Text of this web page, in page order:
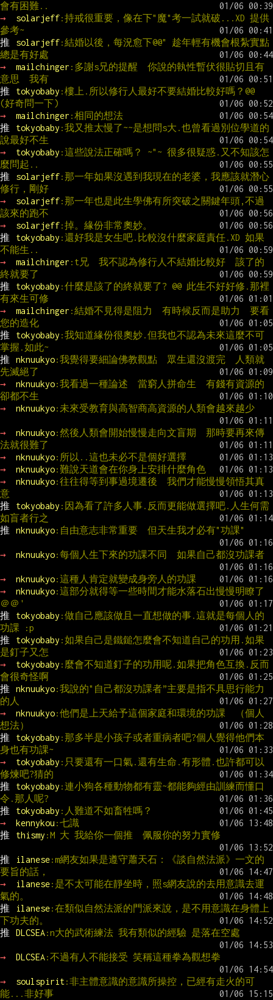
會有困難..
→
solarjeff:持戒很重要，像在下"魔"考一試就破...XD 提供
參考~
推
solarjeff:結婚以後，每況愈下@@" 趁年輕有機會根紮實點
總是有好處
→
mailchinger :多謝s兄的提醒  你說的執性暫伏很貼切且有
意思  我有
推
tokyobaby :樓上.所以修行人最好不要結婚比較好嗎？@@
(好奇問一下)
→
mailchinger :相同的想法
推
tokyobaby :我又推太慢了~~是想問s大.也曾看過別位學道的
說最好不生
→
tokyobaby :這些說法正確嗎？ ~"~ 很多很疑惑.又不知該怎
麼問起..
推
solarjeff:那一年如果沒遇到我現在的老婆，我應該就潛心
修行，剛好
→
solarjeff:那一年也是此生學佛有所突破之關鍵年頭,不過
該來的跑不
→
solarjeff:掉。緣份非常奧妙。
推
tokyobaby :還好我是女生吧.比較沒什麼家庭責任.XD 如果
不能生..
→
mailchinger :t兄  我不認為修行人不結婚比較好  該了的
終就要了
推
tokyobaby :什麼是該了的終就要了? @@ 此生不好好修.那裡
有來生可修
→
mailchinger :結婚不見得是阻力  有時候反而是助力  要看
您的造化
推
tokyobaby :我知道緣份很奧妙.但我也不認為未來這麼不可
掌握.如此~
推
nknuukyo:我覺得要細論佛教觀點　眾生還沒渡完　人類就
先滅絕了
→
nknuukyo:我看過一種論述　當窮人拼命生　有錢有資源的
卻都不生
→
nknuukyo:未來受教育與高智商高資源的人類會越來越少
→ nknuukyo:然後人類會開始慢慢走向文盲期　那時要再來傳
法就很難了
→
nknuukyo:所以..這也未必不是個好選擇
→
nknuukyo:難說天道會在你身上安排什麼角色
→
nknuukyo:往往得等到事過境遷後　我們才能慢慢領悟其真
意
推
tokyobaby :因為看了許多人事.反而更能做選擇吧.人生何需
如盲者行之
推
nknuukyo:自由意志非常重要　但天生我才必有"功課"
→ nknuukyo:每個人生下來的功課不同　如果自己都沒功課者
→ nknuukyo:這種人肯定就變成身旁人的功課
→
nknuukyo:這部分就得等一些時間才能水落石出慢慢明瞭了
＠＠'
推
tokyobaby :做自己應該做且一直想做的事.這就是每個人的
功課 :p
推
tokyobaby :如果自己是鐵鎚怎麼會不知道自己的功用.如果
是釘子又怎
→
tokyobaby :麼會不知道釘子的功用呢.如果把角色互換.反而
會很奇怪啊
推
nknuukyo:我說的"自己都沒功課者”主要是指不具思行能力
的人
→
nknuukyo:他們是上天給予這個家庭和環境的功課　（個人
想法）
推
tokyobaby :那多半是小孩子或者重病者吧?個人覺得他們本
身也有功課~
→
tokyobaby :只要還有一口氣.還有生命.有形體.也許都可以
修煉吧?猜的
推
tokyobaby :連小狗各種動物都有靈~都能夠經由訓練而懂口
令.那人呢?
推
tokyobaby :人難道不如畜牲嗎？
→
kennykou :七識
推
thismy :M 大 我給你一個推  佩服你的努力實修
推 ilanese:m網友如果是遵守蕭天石：《談自然法派》一文的
要旨的話，
→
ilanese:是不太可能在靜坐時，照s網友說的去用意識去運
氣的。
推
ilanese:在類似自然法派的門派來說，是不用意識在身體上
下功夫的。
推
DLCSEA:n大的武術練法 我有類似的經驗 是落在空處
→ DLCSEA:不過有人不能接受 笑稱這種拳為觀想拳
→ soulspirit:非主體意識的意識所操控，已經有走火的可
能...非好事